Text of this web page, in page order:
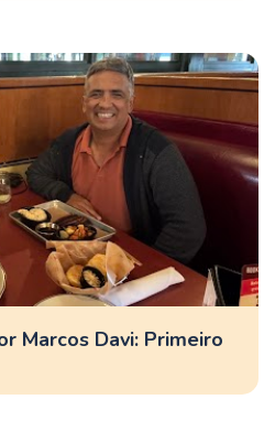
Marcos Davi: Primeiro